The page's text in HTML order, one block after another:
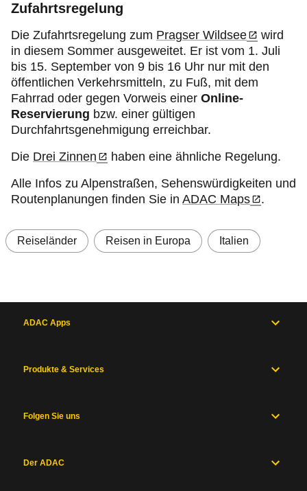
Zufahrtsregelung
Die Zufahrtsregelung zum Pragser Wildsee
wird
in diesem Sommer ausgeweitet. Er ist vom 1. Juli
bis 15. September von 9 bis 16 Uhr nur mit den
öffentlichen Verkehrsmitteln, zu Fuß, mit dem
Fahrrad oder gegen Vorweis einer Online-
Reservierung bzw. einer gültigen
Durchfahrtsgenehmigung erreichbar.
Die Drei Zinnen
haben eine ähnliche Regelung.
Alle Infos zu Alpenstraßen, Sehenswürdigkeiten und
Routenplanungen finden Sie in ADAC Maps .
Reiseländer Reisen in Europa Italien
ADAC Apps
Produkte & Services
Folgen Sie uns
Der ADAC